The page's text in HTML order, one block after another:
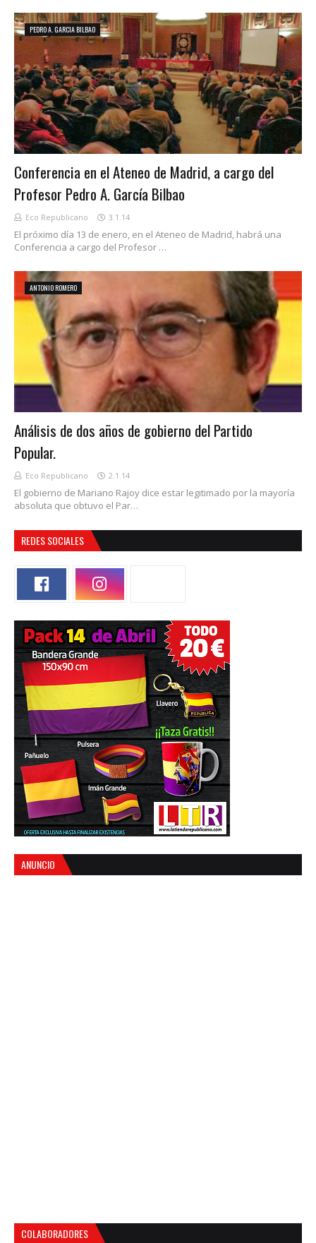
PEDRO A. GARCIA BILBAO
Conferencia en el Ateneo de Madrid, a cargo del
Profesor Pedro A. García Bilbao
Eco Republicano 3.1.14
El próximo día 13 de enero, en el Ateneo de Madrid, habrá una
Conferencia a cargo del Profesor …
ANTONIO ROMERO
Análisis de dos años de gobierno del Partido
Popular.
Eco Republicano 2.1.14
El gobierno de Mariano Rajoy dice estar legitimado por la mayoría
absoluta que obtuvo el Par…
REDES SOCIALES
ANUNCIO
COLABORADORES